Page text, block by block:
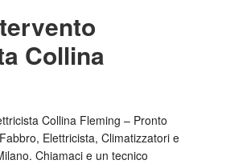
Collina
Collina Fleming – Pronto
Elettricista, Climatizzatori e
Chiamaci e un tecnico